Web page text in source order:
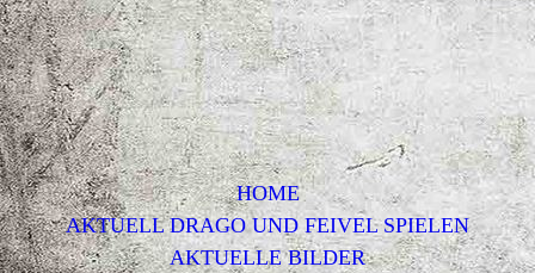
HOME
AKTUELL DRAGO UND FEIVEL SPIELEN
AKTUELLE BILDER